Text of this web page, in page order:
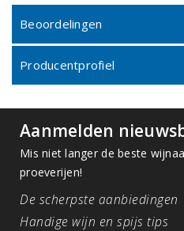
Beoordelingen
Producentprofiel
Aanmelden
Mis niet langer de beste
proeverijen!
De scherpste aanbiedingen
Handige wijn en spijs tips